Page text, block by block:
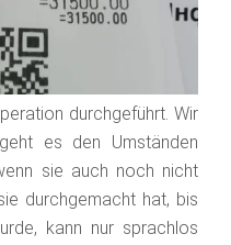
durchgeführt. Wir
es den Umständen
sie auch noch nicht
durchgemacht hat, bis
kann nur sprachlos